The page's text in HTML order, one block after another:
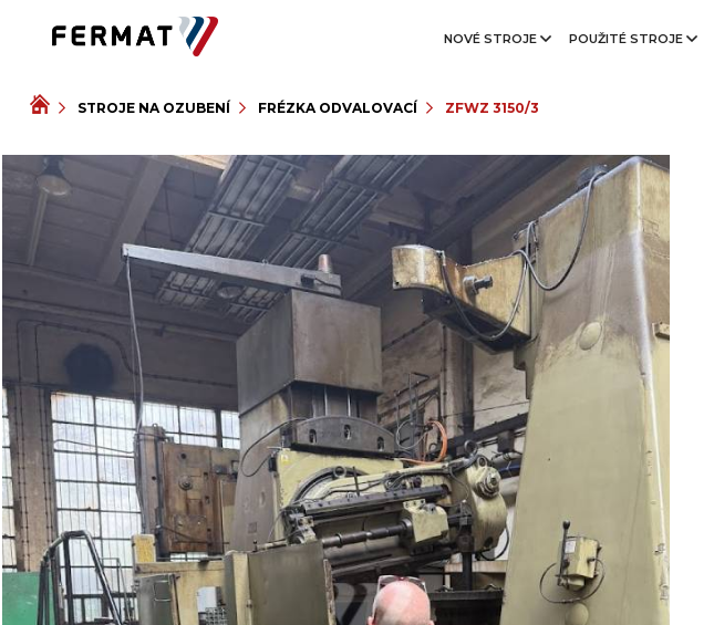
NOVÉ STROJE POUŽITÉ STROJE
STROJE NA OZUBENÍ FRÉZKA ODVALOVACÍ ZFWZ 3150/3